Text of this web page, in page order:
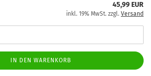
45,99 EUR
inkl. 19% MwSt. zzgl. Versand
IN DEN WARENKORB